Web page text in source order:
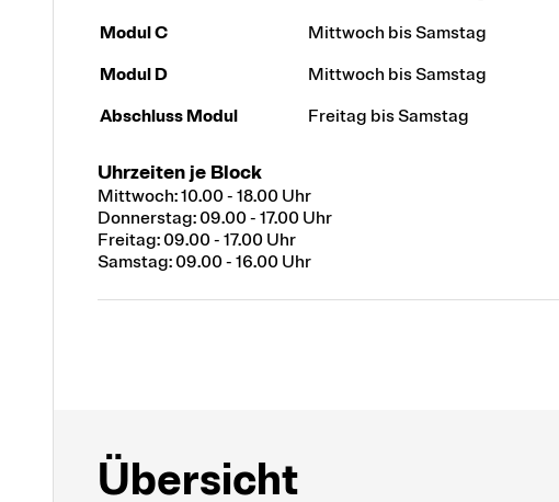
Modul C
Mittwoch bis Samstag
Modul D
Mittwoch bis Samstag
Abschluss Modul
Freitag bis Samstag
Uhrzeiten je Block
Mittwoch: 10.00 - 18.00 Uhr
Donnerstag: 09.00 - 17.00 Uhr
Freitag: 09.00 - 17.00 Uhr
Samstag: 09.00 - 16.00 Uhr
Übersicht